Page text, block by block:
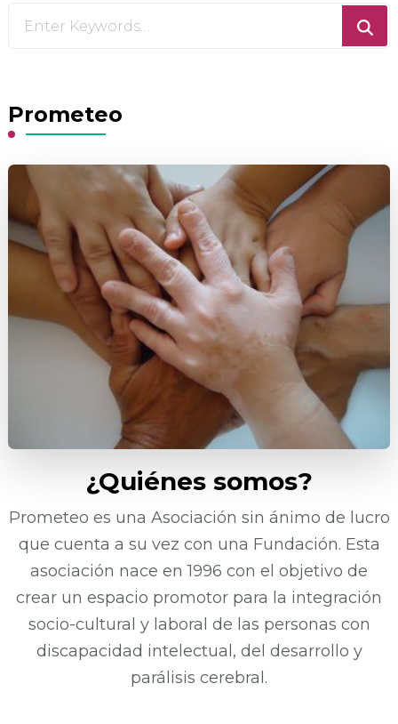
Looking
Prometeo
¿Quiénes somos?
Prometeo es una Asociación sin ánimo de lucro
que cuenta a su vez con una Fundación. Esta
asociación nace en 1996 con el objetivo de
crear un espacio promotor para la integración
socio-cultural y laboral de las personas con
discapacidad intelectual, del desarrollo y
parálisis cerebral.